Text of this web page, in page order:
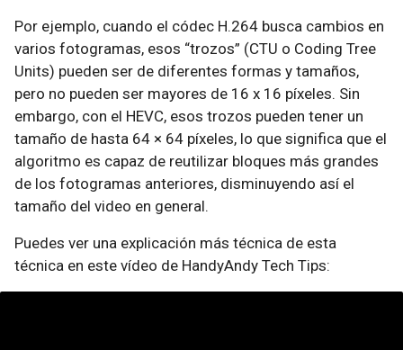
Por ejemplo, cuando el códec H.264 busca cambios en
varios fotogramas, esos “trozos” (CTU o Coding Tree
Units) pueden ser de diferentes formas y tamaños,
pero no pueden ser mayores de 16 x 16 píxeles. Sin
embargo, con el HEVC, esos trozos pueden tener un
tamaño de hasta 64 × 64 píxeles, lo que significa que el
algoritmo es capaz de reutilizar bloques más grandes
de los fotogramas anteriores, disminuyendo así el
tamaño del video en general.
Puedes ver una explicación más técnica de esta
técnica en este vídeo de HandyAndy Tech Tips: